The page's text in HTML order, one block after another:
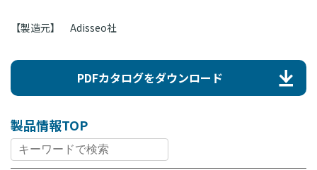
【製造元】 Adisseo社
PDFカタログをダウンロード
製品情報TOP